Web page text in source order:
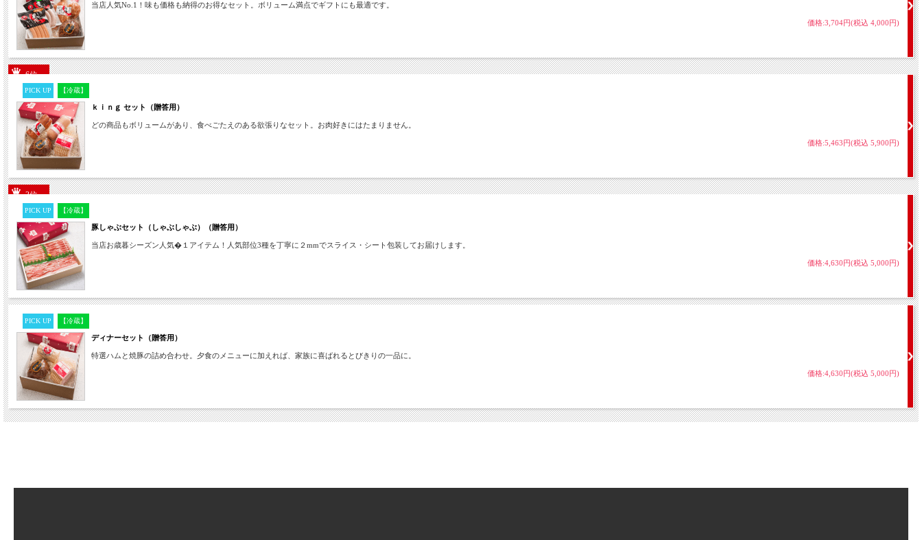
当店人気No.1！味も価格も納得のお得なセット。ボリューム満点でギフトにも最適です。
価格:3,704円(税込 4,000円)
6位
PICK UP 【冷蔵】
ｋｉｎｇ セット（贈答用）
どの商品もボリュームがあり、食べごたえのある欲張りなセット。お肉好きにはたまりません。
価格:5,463円(税込 5,900円)
3位
PICK UP 【冷蔵】
豚しゃぶセット（しゃぶしゃぶ）（贈答用）
当店お歳暮シーズン人気�１アイテム！人気部位3種を丁寧に２mmでスライス・シート包装してお届けします。
価格:4,630円(税込 5,000円)
PICK UP 【冷蔵】
ディナーセット（贈答用）
特選ハムと焼豚の詰め合わせ。夕食のメニューに加えれば、家族に喜ばれるとびきりの一品に。
価格:4,630円(税込 5,000円)